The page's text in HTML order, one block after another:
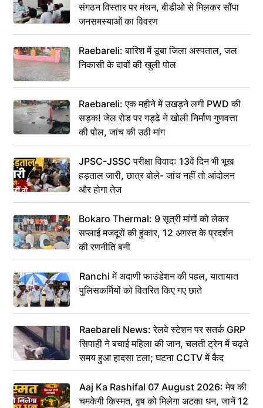
संगठन विस्तार पर मंथन, बीडीओ से मिलकर सौंपा
जनसमस्याओं का विवरण
Raebareli: बारिश में डूबा जिला अस्पताल, जल
निकासी के दावों की खुली पोल
Raebareli: एक महीने में उखड़ने लगी PWD की
सड़क! जेल रोड पर गड्ढे ने खोली निर्माण गुणवत्ता
की पोल, जांच की उठी मांग
JPSC-JSSC परीक्षा विवाद: 13वें दिन भी भूख
हड़ताल जारी, छात्र बोले- जांच नहीं तो आंदोलन
और होगा तेज
Bokaro Thermal: 9 सूत्री मांगों को लेकर
सप्लाई मजदूरों की हुंकार, 12 अगस्त के प्रदर्शन
की रणनीति बनी
Ranchi में अदाणी फाउंडेशन की पहल, यातायात
पुलिसकर्मियों को वितरित किए गए छाते
Raebareli News: रेलवे स्टेशन पर सतर्क GRP
सिपाही ने बचाई महिला की जान, चलती ट्रेन में चढ़ते
समय हुआ हादसा टला; घटना CCTV में कैद
Aaj Ka Rashifal 07 August 2026: मेष की
चमकेगी किस्मत, वृष को मिलेगा अटका धन, जानें 12